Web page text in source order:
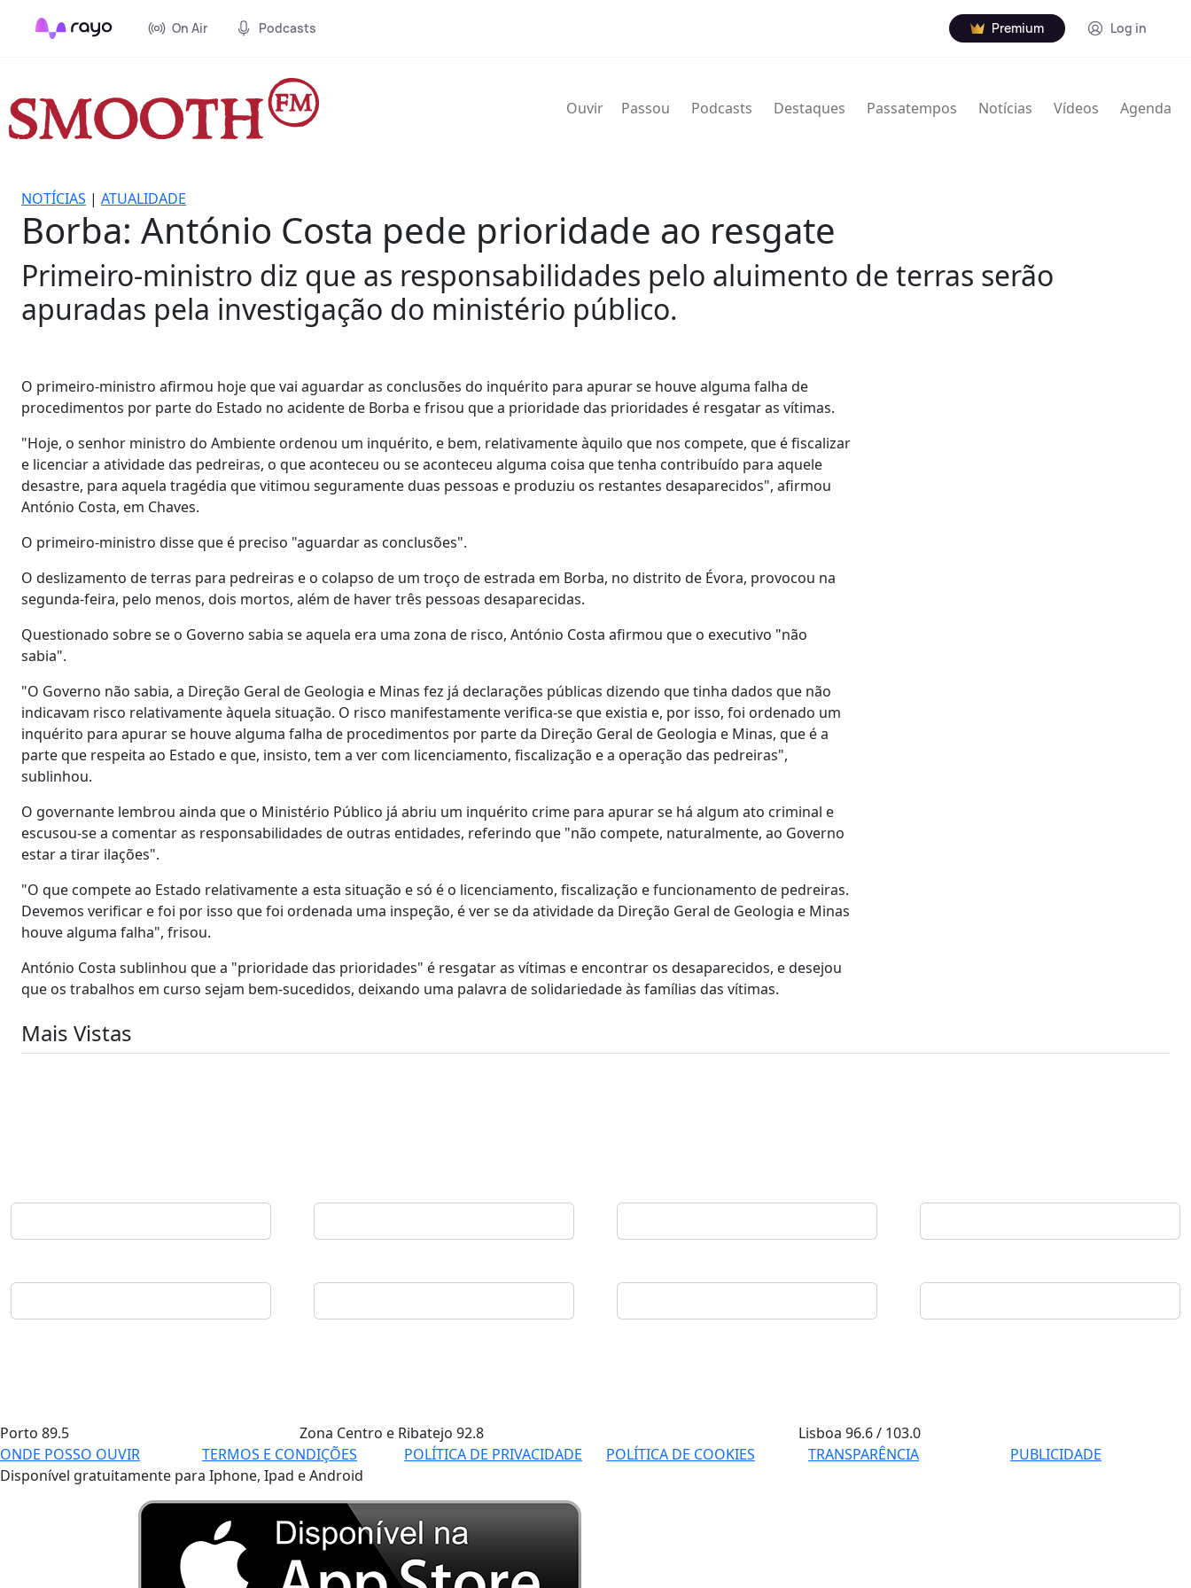
On Air Podcasts Premium Log in
Ouvir Passou Podcasts Destaques Passatempos Notícias Vídeos Agenda
NOTÍCIAS | ATUALIDADE
Borba: António Costa pede prioridade ao resgate
Primeiro-ministro diz que as responsabilidades pelo aluimento de terras serão
apuradas pela investigação do ministério público.
O primeiro-ministro afirmou hoje que vai aguardar as conclusões do inquérito para apurar se houve alguma falha de
procedimentos por parte do Estado no acidente de Borba e frisou que a prioridade das prioridades é resgatar as vítimas.
"Hoje, o senhor ministro do Ambiente ordenou um inquérito, e bem, relativamente àquilo que nos compete, que é fiscalizar
e licenciar a atividade das pedreiras, o que aconteceu ou se aconteceu alguma coisa que tenha contribuído para aquele
desastre, para aquela tragédia que vitimou seguramente duas pessoas e produziu os restantes desaparecidos", afirmou
António Costa, em Chaves.
O primeiro-ministro disse que é preciso "aguardar as conclusões".
O deslizamento de terras para pedreiras e o colapso de um troço de estrada em Borba, no distrito de Évora, provocou na
segunda-feira, pelo menos, dois mortos, além de haver três pessoas desaparecidas.
Questionado sobre se o Governo sabia se aquela era uma zona de risco, António Costa afirmou que o executivo "não
sabia".
"O Governo não sabia, a Direção Geral de Geologia e Minas fez já declarações públicas dizendo que tinha dados que não
indicavam risco relativamente àquela situação. O risco manifestamente verifica-se que existia e, por isso, foi ordenado um
inquérito para apurar se houve alguma falha de procedimentos por parte da Direção Geral de Geologia e Minas, que é a
parte que respeita ao Estado e que, insisto, tem a ver com licenciamento, fiscalização e a operação das pedreiras",
sublinhou.
O governante lembrou ainda que o Ministério Público já abriu um inquérito crime para apurar se há algum ato criminal e
escusou-se a comentar as responsabilidades de outras entidades, referindo que "não compete, naturalmente, ao Governo
estar a tirar ilações".
"O que compete ao Estado relativamente a esta situação e só é o licenciamento, fiscalização e funcionamento de pedreiras.
Devemos verificar e foi por isso que foi ordenada uma inspeção, é ver se da atividade da Direção Geral de Geologia e Minas
houve alguma falha", frisou.
António Costa sublinhou que a "prioridade das prioridades" é resgatar as vítimas e encontrar os desaparecidos, e desejou
que os trabalhos em curso sejam bem-sucedidos, deixando uma palavra de solidariedade às famílias das vítimas.
Mais Vistas
Porto 89.5 Zona Centro e Ribatejo 92.8 Lisboa96.6 / 103.0
ONDE POSSO OUVIR
TERMOS E CONDIÇÕES POLÍTICA DE PRIVACIDADE POLÍTICA DE COOKIES TRANSPARÊNCIA
PUBLICIDADE
Disponível gratuitamente para Iphone, Ipad e Android